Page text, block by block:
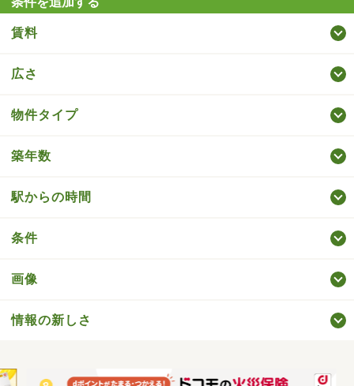
賃料
広さ
物件タイプ
築年数
駅からの時間
条件
画像
情報の新しさ